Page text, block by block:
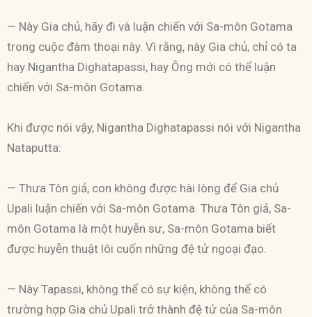
— Này Gia chủ, hãy đi và luận chiến với Sa-môn Gotama
trong cuộc đàm thoại này. Vì rằng, này Gia chủ, chỉ có ta
hay Nigantha Dighatapassi, hay Ông mới có thể luận
chiến với Sa-môn Gotama.
Khi được nói vậy, Nigantha Dighatapassi nói với Nigantha
Nataputta:
— Thưa Tôn giả, con không được hài lòng để Gia chủ
Upali luận chiến với Sa-môn Gotama. Thưa Tôn giả, Sa-
môn Gotama là một huyễn sư, Sa-môn Gotama biết
được huyễn thuật lôi cuốn những đệ tử ngoại đạo.
— Này Tapassi, không thể có sự kiện, không thể có
trường hợp Gia chủ Upali trở thành đệ tử của Sa-môn